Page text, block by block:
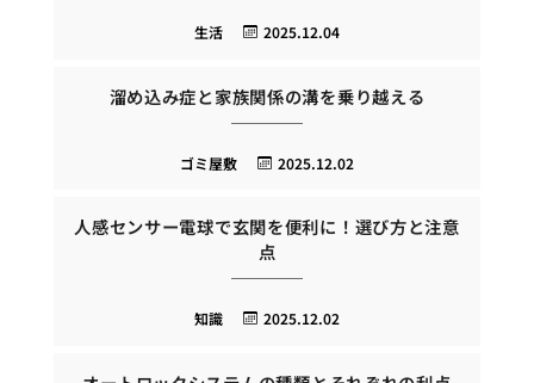
2025.12.04
生活
溜め込み症と家族関係の溝を乗り越える
2025.12.02
ゴミ屋敷
人感センサー電球で玄関を便利に！選び方と注意
点
2025.12.02
知識